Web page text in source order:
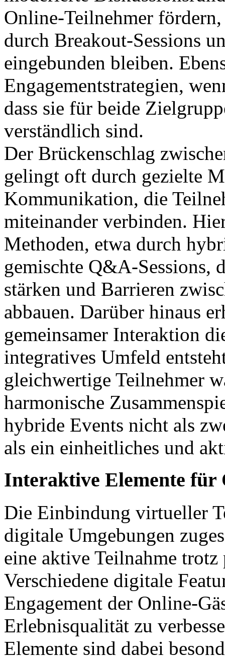
Online-Teilnehmer
durch Breakout-Sessions
eingebunden bleiben.
Engagementstrategien,
dass sie für beide
verständlich sind.
Der Brückenschlag
gelingt oft durch gezielte
Kommunikation, die
miteinander verbinden.
Methoden, etwa durch
gemischte Q&A-Sessions,
stärken und Barrieren
abbauen. Darüber hinaus
gemeinsamer Interaktion
integratives Umfeld
gleichwertige Teilnehmer
harmonische
hybride Events nicht als
als ein einheitliches und
Interaktive Elemente für
Die Einbindung virtueller
digitale Umgebungen
eine aktive Teilnahme
Verschiedene digitale
Engagement der Online-
Erlebnisqualität zu
Elemente sind dabei